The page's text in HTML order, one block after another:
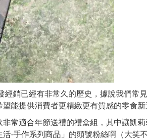
銷已經有非常久的歷史，據說我們常
能提供消費者更精緻更有質感的零食新
常適合年節送禮的禮盒組，其中讓凱
-手作系列商品」的頭號粉絲啊（大笑不